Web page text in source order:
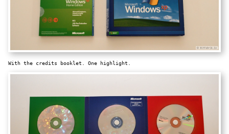
With the credits booklet. One highlight.